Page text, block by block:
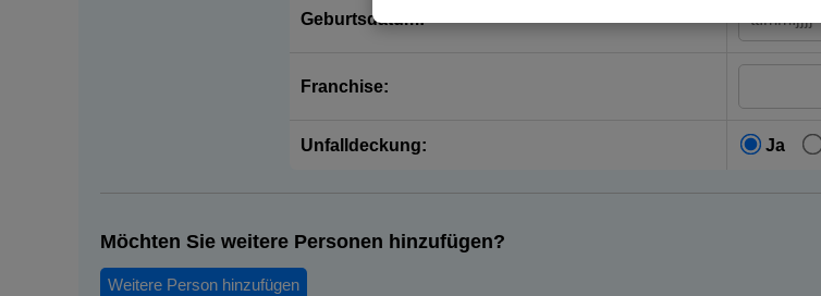
Geburtsdatum:
Franchise:
Unfalldeckung: Ja
Möchten Sie weitere Personen hinzufügen?
Weitere Person hinzufügen